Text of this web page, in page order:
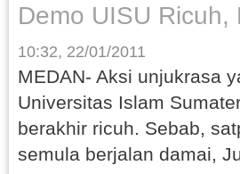
Demo UISU
10:32, 22/01/2011
MEDAN- Aksi unjukrasa
Universitas Islam
berakhir ricuh. Sebab,
semula berjalan damai,